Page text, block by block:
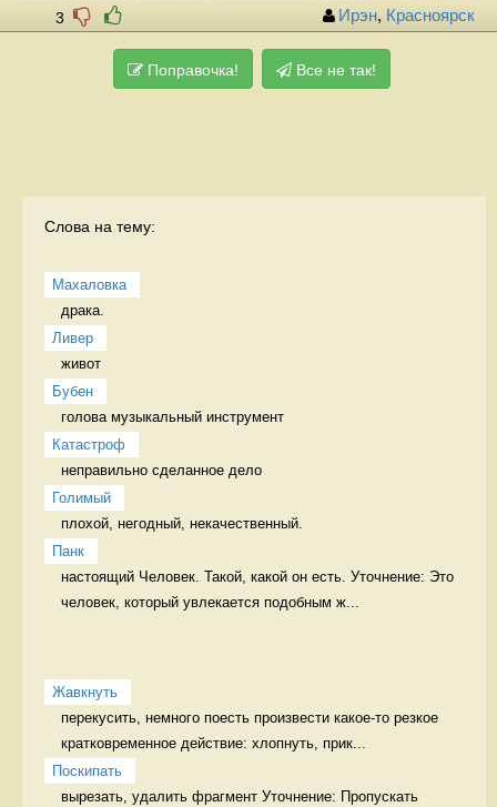
3 Ирэн, Красноярск
Поправочка! Все не так!
Слова на тему:
Махаловка
драка.
Ливер
живот
Бубен
голова музыкальный инструмент
Катастроф
неправильно сделанное дело
Голимый
плохой, негодный, некачественный.
Панк
настоящий Человек. Такой, какой он есть. Уточнение: Это
человек, который увлекается подобным ж...
Жавкнуть
перекусить, немного поесть произвести какое-то резкое
кратковременное действие: хлопнуть, прик...
Поскипать
вырезать, удалить фрагмент Уточнение: Пропускать